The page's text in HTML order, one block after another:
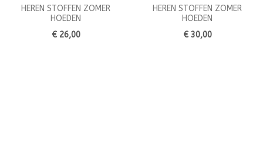
HEREN STOFFEN ZOMER
HOEDEN
€ 26,00
HEREN STOFFEN ZOMER
HOEDEN
€ 30,00